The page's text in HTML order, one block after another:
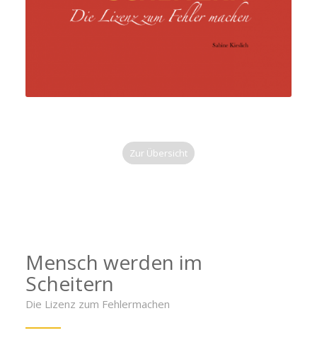
Zur Übersicht
Mensch werden im
Scheitern
Die Lizenz zum Fehlermachen